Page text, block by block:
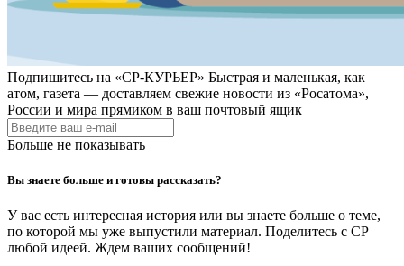
Подпишитесь на «СР-КУРЬЕР» Быстрая и маленькая, как
атом, газета — доставляем свежие новости из «Росатома»,
России и мира прямиком в ваш почтовый ящик
Больше не показывать
Вы знаете больше и готовы рассказать?
У вас есть интересная история или вы знаете больше о теме,
по которой мы уже выпустили материал. Поделитесь с СР
любой идеей. Ждем ваших сообщений!